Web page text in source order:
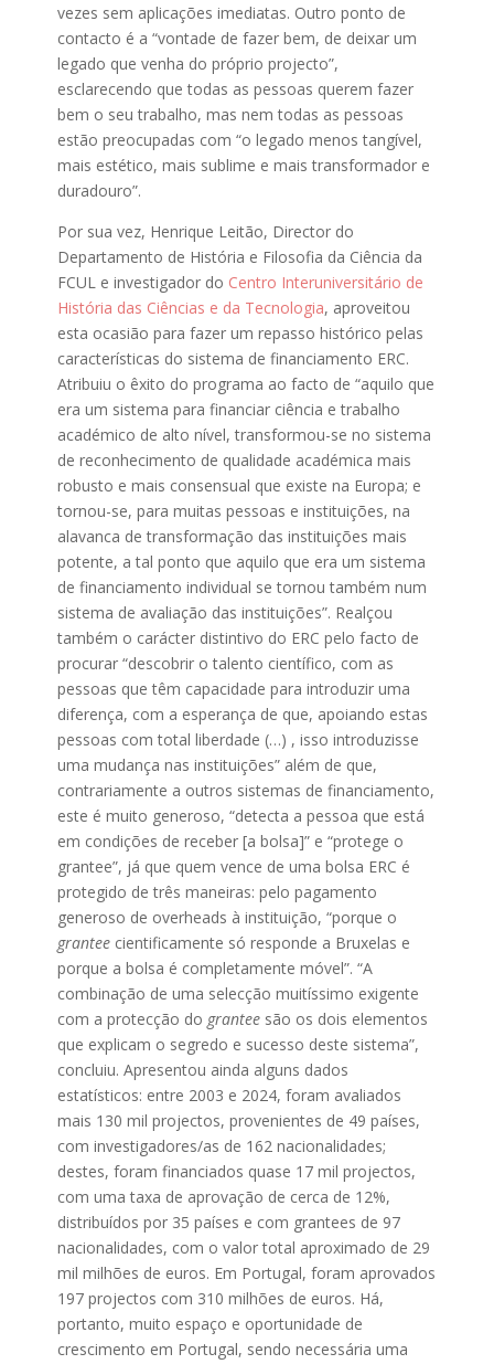
vezes sem aplicações imediatas. Outro ponto de
contacto é a “vontade de fazer bem, de deixar um
legado que venha do próprio projecto”,
esclarecendo que todas as pessoas querem fazer
bem o seu trabalho, mas nem todas as pessoas
estão preocupadas com “o legado menos tangível,
mais estético, mais sublime e mais transformador e
duradouro”.
Por sua vez, Henrique Leitão, Director do
Departamento de História e Filosofia da Ciência da
FCUL e investigador do Centro Interuniversitário de
História das Ciências e da Tecnologia, aproveitou
esta ocasião para fazer um repasso histórico pelas
características do sistema de financiamento ERC.
Atribuiu o êxito do programa ao facto de “aquilo que
era um sistema para financiar ciência e trabalho
académico de alto nível, transformou-se no sistema
de reconhecimento de qualidade académica mais
robusto e mais consensual que existe na Europa; e
tornou-se, para muitas pessoas e instituições, na
alavanca de transformação das instituições mais
potente, a tal ponto que aquilo que era um sistema
de financiamento individual se tornou também num
sistema de avaliação das instituições”. Realçou
também o carácter distintivo do ERC pelo facto de
procurar “descobrir o talento científico, com as
pessoas que têm capacidade para introduzir uma
diferença, com a esperança de que, apoiando estas
pessoas com total liberdade (…) , isso introduzisse
uma mudança nas instituições” além de que,
contrariamente a outros sistemas de financiamento,
este é muito generoso, “detecta a pessoa que está
em condições de receber [a bolsa]” e “protege o
grantee”, já que quem vence de uma bolsa ERC é
protegido de três maneiras: pelo pagamento
generoso de overheads à instituição, “porque o
grantee cientificamente só responde a Bruxelas e
porque a bolsa é completamente móvel”. “A
combinação de uma selecção muitíssimo exigente
com a protecção do grantee são os dois elementos
que explicam o segredo e sucesso deste sistema”,
concluiu. Apresentou ainda alguns dados
estatísticos: entre 2003 e 2024, foram avaliados
mais 130 mil projectos, provenientes de 49 países,
com investigadores/as de 162 nacionalidades;
destes, foram financiados quase 17 mil projectos,
com uma taxa de aprovação de cerca de 12%,
distribuídos por 35 países e com grantees de 97
nacionalidades, com o valor total aproximado de 29
mil milhões de euros. Em Portugal, foram aprovados
197 projectos com 310 milhões de euros. Há,
portanto, muito espaço e oportunidade de
crescimento em Portugal, sendo necessária uma